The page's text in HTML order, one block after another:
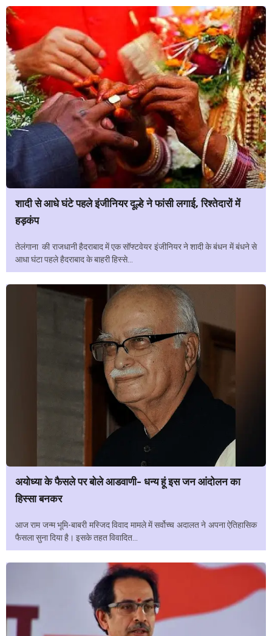
शादी से आधे घंटे पहले इंजीनियर दूल्हे ने फांसी लगाई, रिश्तेदारों में
हड़कंप
तेलंगाना की राजधानी हैदराबाद में एक सॉफ्टवेयर इंजीनियर ने शादी के बंधन में बंधने से
आधा घंटा पहले हैदराबाद के बाहरी हिस्से...
अयोध्या के फैसले पर बोले आडवाणी- धन्य हूं इस जन आंदोलन का
हिस्सा बनकर
आज राम जन्म भूमि-बाबरी मस्जिद विवाद मामले में सर्वोच्च अदालत ने अपना ऐतिहासिक
फैसला सुना दिया है। इसके तहत विवादित...